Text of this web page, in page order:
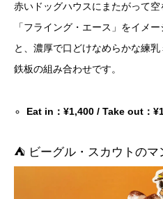
赤いドッグハウスにまたがって
「フライング・エース」をイメ
と、濃厚で口どけなめらかな練
鉄板の組み合わせです。
Eat in：¥1,400 / Take out：
⛺ ビーグル・スカウトの